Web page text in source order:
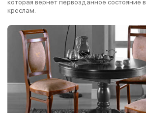
которая вернет первозданное состояние
креслам.